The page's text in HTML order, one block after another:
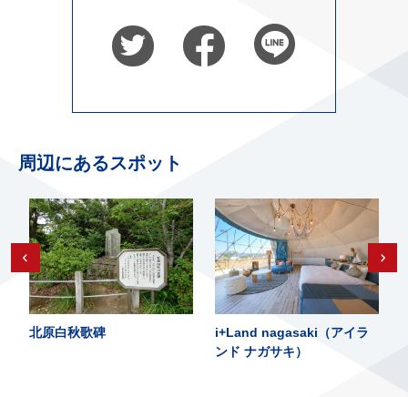
周辺にあるスポット
北原白秋歌碑
i+Land nagasaki（アイラ
ンド ナガサキ）